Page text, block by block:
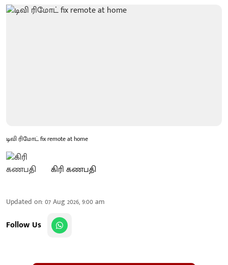
டிவி ரிமோட் fix remote at home
கிரி கணபதி
Updated on:07 Aug 2026, 9:00 am
Follow Us